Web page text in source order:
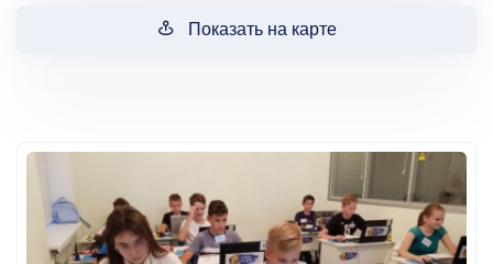
Показать на карте